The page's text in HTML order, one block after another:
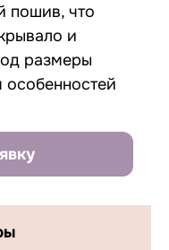
пошив, что
и
размеры